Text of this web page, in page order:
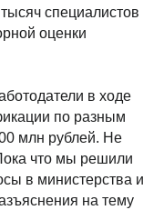
специалистов
оценки
в ходе
по разным
млн рублей. Не
что мы решили
в министерства и
на тему